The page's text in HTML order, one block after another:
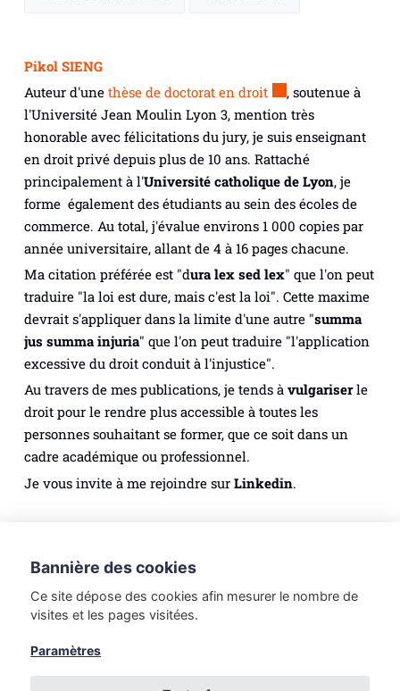
Pikol SIENG
Auteur d'unethèse de doctorat en droit
, soutenue à
l'Université Jean Moulin Lyon 3, mention très
honorable avec félicitations du jury, je suis enseignant
en droit privé depuis plus de 10 ans. Rattaché
principalement à l'Université catholique de Lyon, je
forme également des étudiants au sein des écoles de
commerce. Au total, j'évalue environs 1 000 copies par
année universitaire, allant de 4 à 16 pages chacune.
Ma citation préférée est "dura lex sed lex" que l'on peut
traduire "la loi est dure, mais c'est la loi". Cette maxime
devrait s'appliquer dans la limite d'une autre "summa
jus summa injuria" que l'on peut traduire "l'application
excessive du droit conduit à l'injustice".
Au travers de mes publications, je tends à vulgariserle
droit pour le rendre plus accessible à toutes les
personnes souhaitant se former, que ce soit dans un
cadre académique ou professionnel.
Je vous invite à me rejoindre sur Linkedin.
Droit des personnes
Méthodologie juridique
Droit du travail
Bannière des cookies
Ce site dépose des cookies afin mesurer le nombre de
visites et les pages visitées.
Paramètres